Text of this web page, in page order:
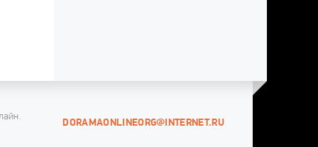
DORAMAONLINEORG@INTERNET.RU